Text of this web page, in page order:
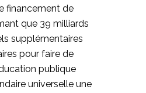
financement de
que 39 milliards
supplémentaires
pour faire de
publique
universelle une